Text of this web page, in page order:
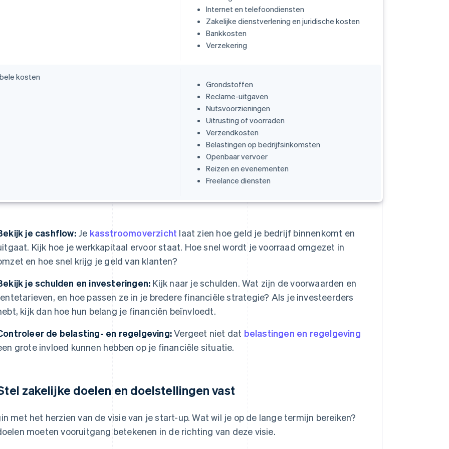
Internet en telefoondiensten
Zakelijke dienstverlening en juridische kosten
Bankkosten
Verzekering
kosten
Grondstoffen
Reclame-uitgaven
Nutsvoorzieningen
Uitrusting of voorraden
Verzendkosten
Belastingen op bedrijfsinkomsten
Openbaar vervoer
Reizen en evenementen
Freelance diensten
je cashflow:Je kasstroomoverzicht laat zien hoe geld je bedrijf binnenkomt en
Kijk hoe je werkkapitaal ervoor staat. Hoe snel wordt je voorraad omgezet in
en hoe snel krijg je geld van klanten?
je schulden en investeringen: Kijk naar je schulden. Wat zijn de voorwaarden en
en hoe passen ze in je bredere financiële strategie? Als je investeerders
kijk dan hoe hun belang je financiën beïnvloedt.
de belasting- en regelgeving:Vergeet niet dat belastingen en regelgeving
grote invloed kunnen hebben op je financiële situatie.
zakelijke doelen en doelstellingen vast
met het herzien van de visie van je start-up. Wat wil je op de lange termijn bereiken?
moeten vooruitgang betekenen in de richting van deze visie.